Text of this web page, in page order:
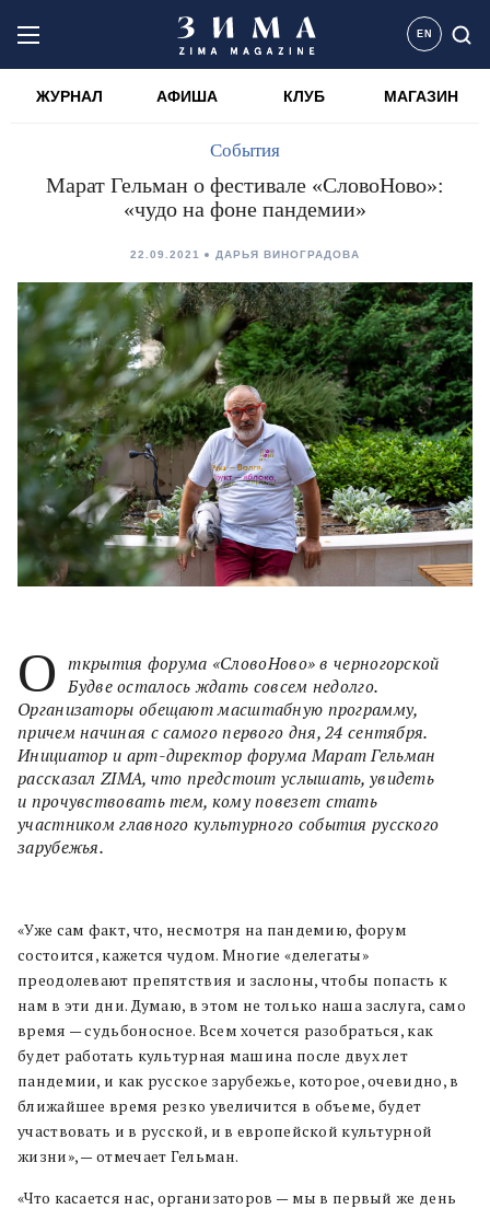
EN
ЖУРНАЛ АФИША КЛУБ МАГАЗИН
События
Марат Гельман о фестивале «СловоНово»:
«чудо на фоне пандемии»
22.09.2021 ДАРЬЯ ВИНОГРАДОВА
О
ткрытия форума «СловоНово» в черногорской
Будве осталось ждать совсем недолго.
Организаторы обещают масштабную программу,
причем начиная с самого первого дня, 24 сентября.
Инициатор и арт-директор форума Марат Гельман
рассказал ZIMA, что предстоит услышать, увидеть
и прочувствовать тем, кому повезет стать
участником главного культурного события русского
зарубежья.
«Уже сам факт, что, несмотря на пандемию, форум
состоится, кажется чудом. Многие «делегаты»
преодолевают препятствия и заслоны, чтобы попасть к
нам в эти дни. Думаю, в этом не только наша заслуга, само
время — судьбоносное. Всем хочется разобраться, как
будет работать культурная машина после двух лет
пандемии, и как русское зарубежье, которое, очевидно, в
ближайшее время резко увеличится в объеме, будет
участвовать и в русской, и в европейской культурной
жизни», — отмечает Гельман.
«Что касается нас, организаторов — мы в первый же день